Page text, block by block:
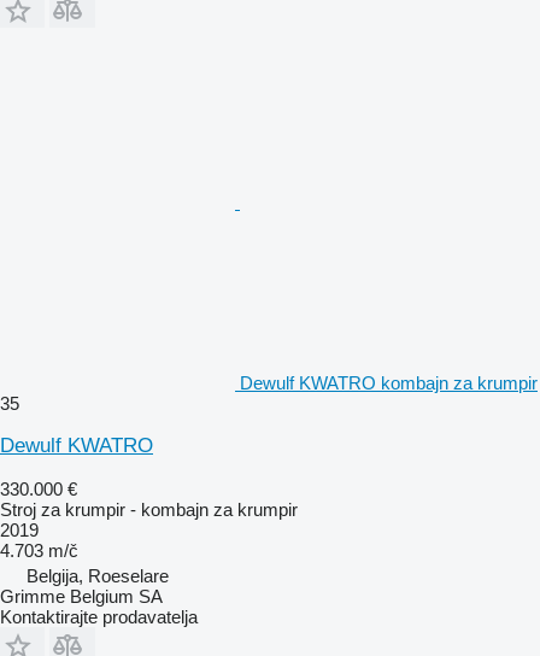
Dewulf KWATRO kombajn za krumpir
35
Dewulf KWATRO
330.000 €
Stroj za krumpir - kombajn za krumpir
2019
4.703 m/č
Belgija, Roeselare
Grimme Belgium SA
Kontaktirajte prodavatelja